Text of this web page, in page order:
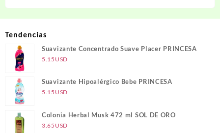
Tendencias
Suavizante Concentrado Suave Placer PRINCESA
5.15 USD
Suavizante Hipoalérgico Bebe PRINCESA
5.15 USD
Colonia Herbal Musk 472 ml SOL DE ORO
3.65 USD